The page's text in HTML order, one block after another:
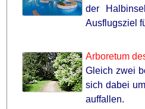
der
Ausflugsziel
Arboretum
Gleich zwei
sich dabei
auffallen.